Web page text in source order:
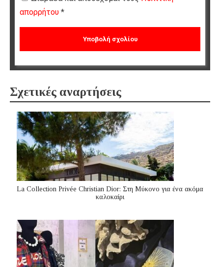
απορρήτου *
Σχετικές αναρτήσεις
La Collection Privée Christian Dior: Στη Μύκονο για ένα ακόμα
καλοκαίρι